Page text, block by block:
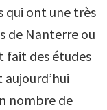
qui ont une très
de Nanterre ou
fait des études
nombre de